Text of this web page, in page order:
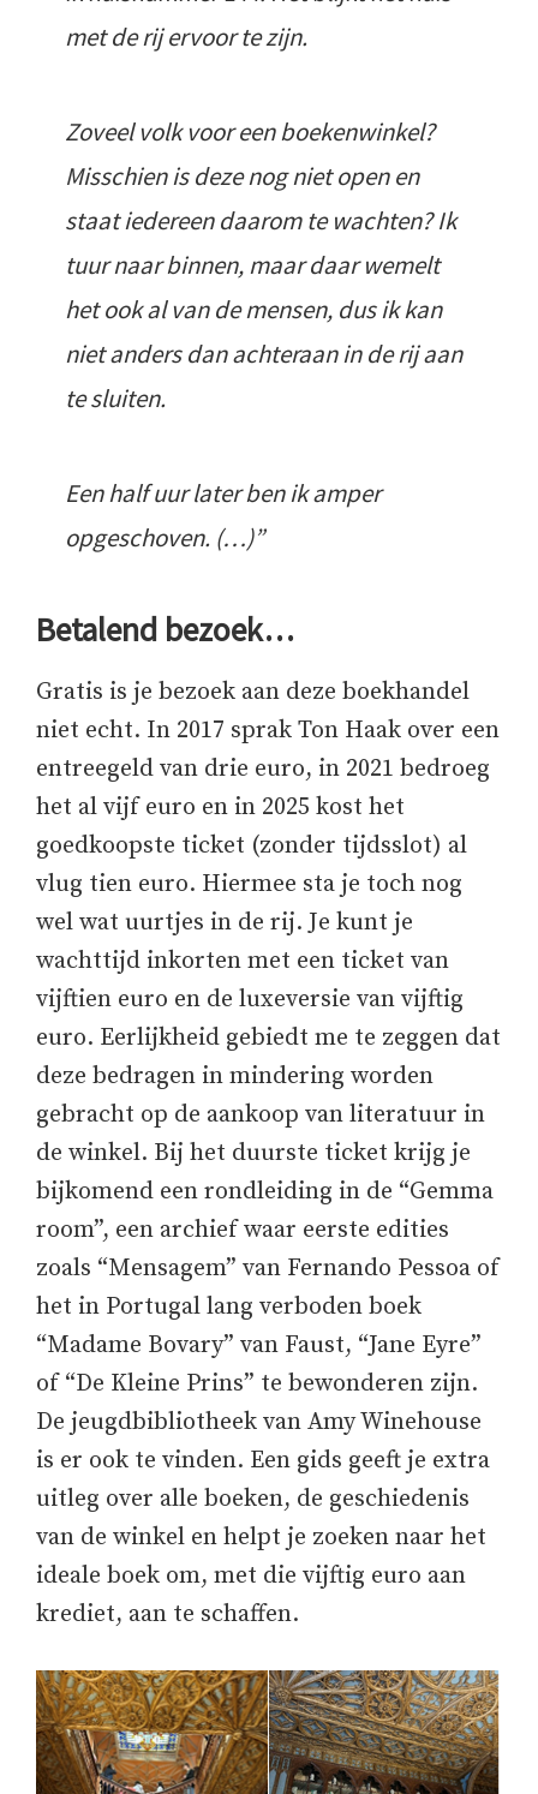
met de rij ervoor te zijn.
Zoveel volk voor een boekenwinkel?
Misschien is deze nog niet open en
staat iedereen daarom te wachten? Ik
tuur naar binnen, maar daar wemelt
het ook al van de mensen, dus ik kan
niet anders dan achteraan in de rij aan
te sluiten.
Een half uur later ben ik amper
opgeschoven. (…)”
Betalend bezoek…
Gratis is je bezoek aan deze boekhandel
niet echt. In 2017 sprak Ton Haak over een
entreegeld van drie euro, in 2021 bedroeg
het al vijf euro en in 2025 kost het
goedkoopste ticket (zonder tijdsslot) al
vlug tien euro. Hiermee sta je toch nog
wel wat uurtjes in de rij. Je kunt je
wachttijd inkorten met een ticket van
vijftien euro en de luxeversie van vijftig
euro. Eerlijkheid gebiedt me te zeggen dat
deze bedragen in mindering worden
gebracht op de aankoop van literatuur in
de winkel. Bij het duurste ticket krijg je
bijkomend een rondleiding in de “Gemma
room”, een archief waar eerste edities
zoals “Mensagem” van Fernando Pessoa of
het in Portugal lang verboden boek
“Madame Bovary” van Faust, “Jane Eyre”
of “De Kleine Prins” te bewonderen zijn.
De jeugdbibliotheek van Amy Winehouse
is er ook te vinden. Een gids geeft je extra
uitleg over alle boeken, de geschiedenis
van de winkel en helpt je zoeken naar het
ideale boek om, met die vijftig euro aan
krediet, aan te schaffen.